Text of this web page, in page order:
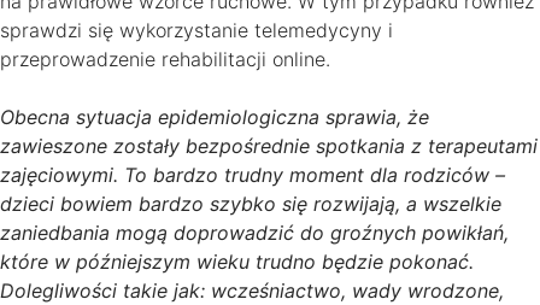
sprawdzi się wykorzystanie telemedycyny i
przeprowadzenie rehabilitacji online.
Obecna sytuacja epidemiologiczna sprawia, że
zawieszone zostały bezpośrednie spotkania z terapeutami
zajęciowymi. To bardzo trudny moment dla rodziców –
dzieci bowiem bardzo szybko się rozwijają, a wszelkie
zaniedbania mogą doprowadzić do groźnych powikłań,
które w późniejszym wieku trudno będzie pokonać.
Dolegliwości takie jak: wcześniactwo, wady wrodzone,